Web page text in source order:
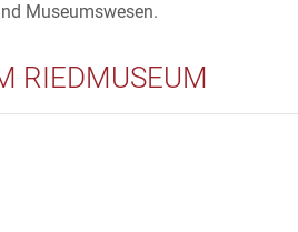
Museumswesen.
RIEDMUSEUM